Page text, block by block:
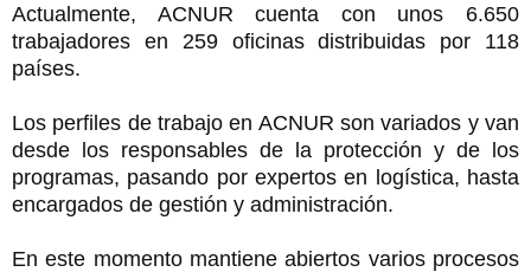
Actualmente, ACNUR cuenta con unos 6.650
trabajadores en 259 oficinas distribuidas por 118
países.
Los perfiles de trabajo en ACNUR son variados y van
desde los responsables de la protección y de los
programas, pasando por expertos en logística, hasta
encargados de gestión y administración.
En este momento mantiene abiertos varios procesos